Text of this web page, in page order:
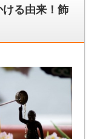
る由来！飾